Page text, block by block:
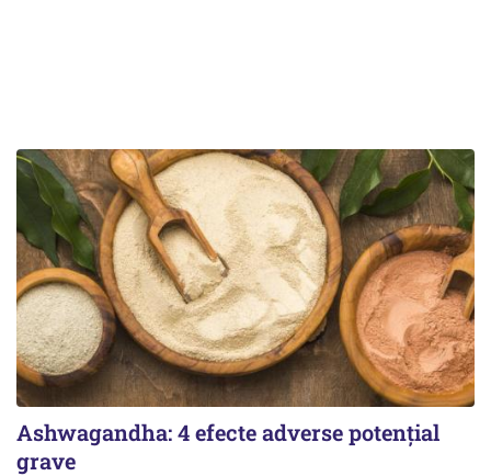
Ashwagandha: 4 efecte adverse potențial
grave